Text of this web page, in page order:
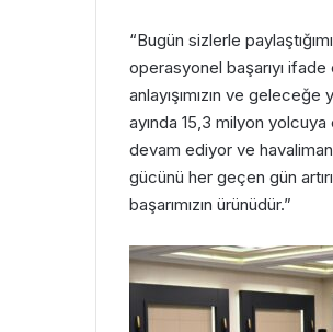
“Bugün sizlerle
operasyonel başarıyı
anlayışımızın ve geleceğe
ayında 15,3 milyon
devam ediyor ve
gücünü her geçen gün
başarımızın ürünüdür.”